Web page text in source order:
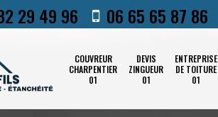
29 49 96 06 65 65 87 86
COUVREUR
CHARPENTIER
01
DEVIS
ZINGUEUR
01
ENTREPRISE
DE TOITURE
01